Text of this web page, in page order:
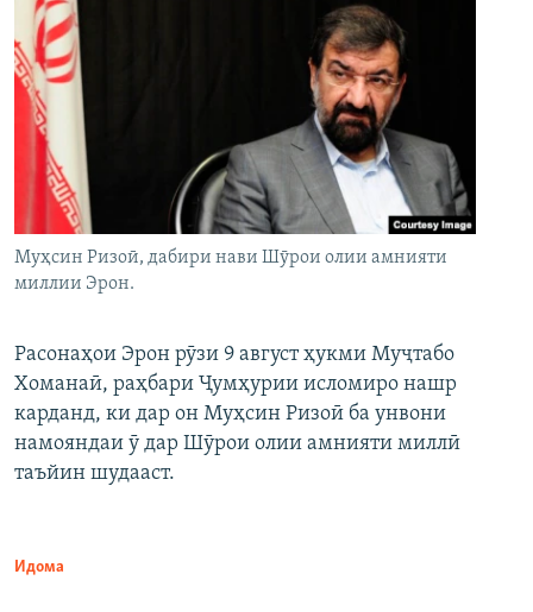
Муҳсин Ризоӣ, дабири нави Шӯрои олии амнияти
миллии Эрон.
Расонаҳои Эрон рӯзи 9 август ҳукми Муҷтабо
Хоманаӣ, раҳбари Ҷумҳурии исломиро нашр
карданд, ки дар он Муҳсин Ризоӣ ба унвони
намояндаи ӯ дар Шӯрои олии амнияти миллӣ
таъйин шудааст.
Идома